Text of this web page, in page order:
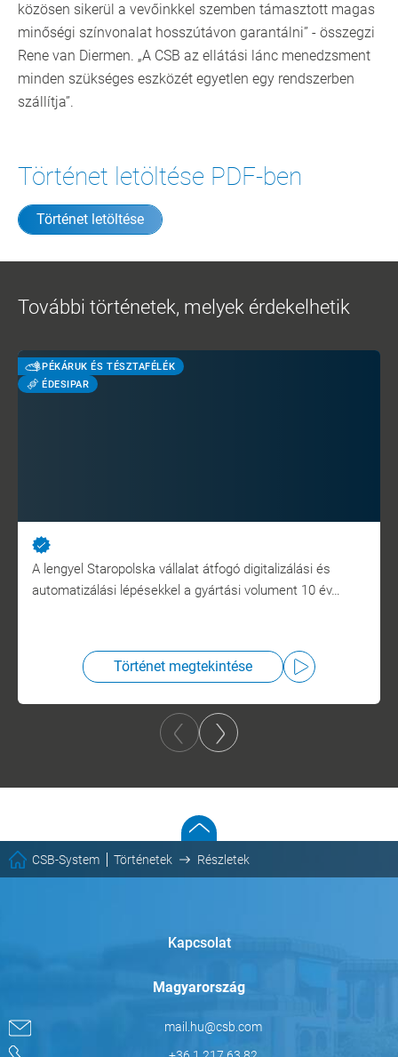
közösen sikerül a vevőinkkel szemben támasztott magas
minőségi színvonalat hosszútávon garantálni” - összegzi
Rene van Diermen. „A CSB az ellátási lánc menedzsment
minden szükséges eszközét egyetlen egy rendszerben
szállítja”.
Történet letöltése PDF-ben
Történet letöltése
További történetek, melyek érdekelhetik
PÉKÁRUK ÉS TÉSZTAFÉLÉK
ÉDESIPAR
A lengyel Staropolska vállalat átfogó digitalizálási és
automatizálási lépésekkel a gyártási volument 10 év…
Történet megtekintése
CSB-System Történetek Részletek
Kapcsolat
Magyarország
mail.hu@csb.com